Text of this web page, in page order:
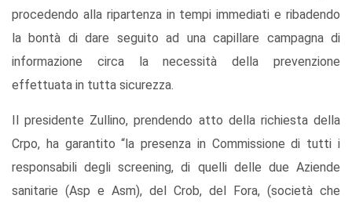
procedendo alla ripartenza in tempi immediati e ribadendo
la bontà di dare seguito ad una capillare campagna di
informazione circa la necessità della prevenzione
effettuata in tutta sicurezza.
Il presidente Zullino, prendendo atto della richiesta della
Crpo, ha garantito “la presenza in Commissione di tutti i
responsabili degli screening, di quelli delle due Aziende
sanitarie (Asp e Asm), del Crob, del Fora, (società che